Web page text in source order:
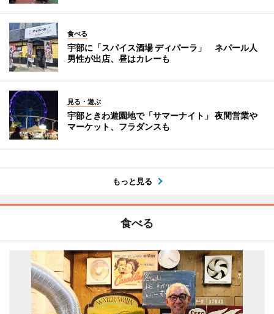
食べる
宇部に「スパイス酒場 ディパーラ」 ネパール人
男性が出店、昼はカレーも
見る・遊ぶ
宇部ときわ遊園地で「サマーナイト」 夜間営業や
マーケット、フラダンスも
もっと見る
食べる